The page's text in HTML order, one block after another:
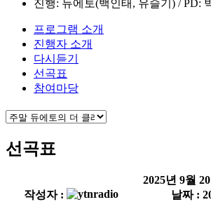
진행: 듀에토(백인태, 유슬기) / PD:
프로그램 소개
진행자 소개
다시듣기
선곡표
참여마당
선곡표
2025년 9월
작성자 :
날짜 :